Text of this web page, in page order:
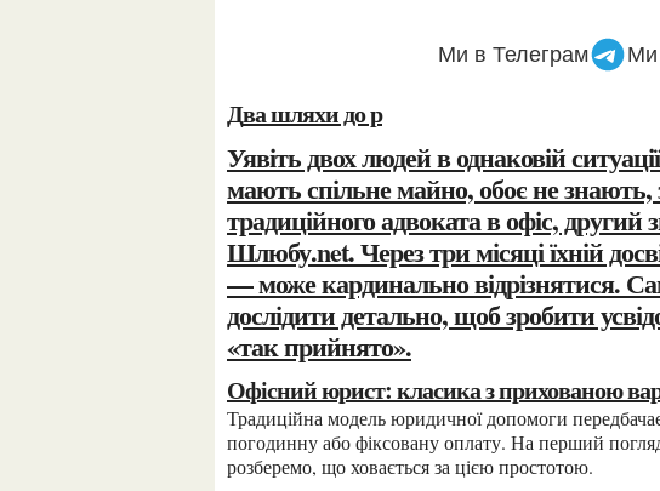
Ми в Телеграм
Два шляхи до р
Уявіть двох людей в однаковій ситуації: обоє хочуть розлучитися, обоє
мають спільне майно, обоє не
традиційного адвоката в офіс,
Шлюбу.net. Через три місяці їхній
— може кардинально відрізнятися.
дослідити детально, щоб зробити
«так прийнято».
Офісний юрист: класика з прихованою
Традиційна модель юридичної допомоги передбачає особисті зустрічі, паперові документи та
погодинну або фіксовану оплату. На перший
розберемо, що ховається за цією простотою.